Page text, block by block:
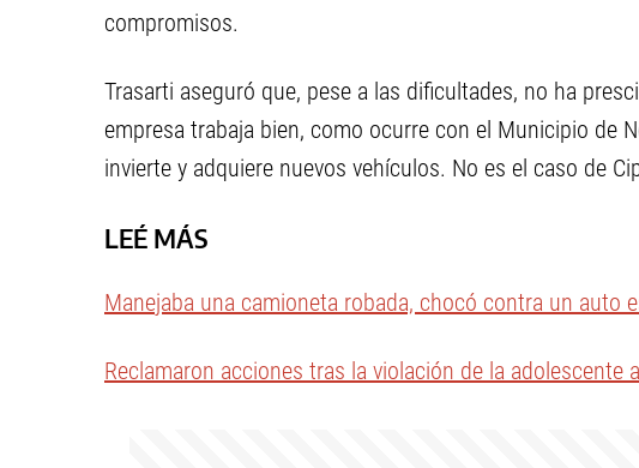
compromisos.
Trasarti aseguró que, pese a las dificultades, no ha
empresa trabaja bien, como ocurre con el Municipio de
invierte y adquiere nuevos vehículos. No es el caso de
LEÉ MÁS
Manejaba una camioneta robada, chocó contra un auto
Reclamaron acciones tras la violación de la adolescente